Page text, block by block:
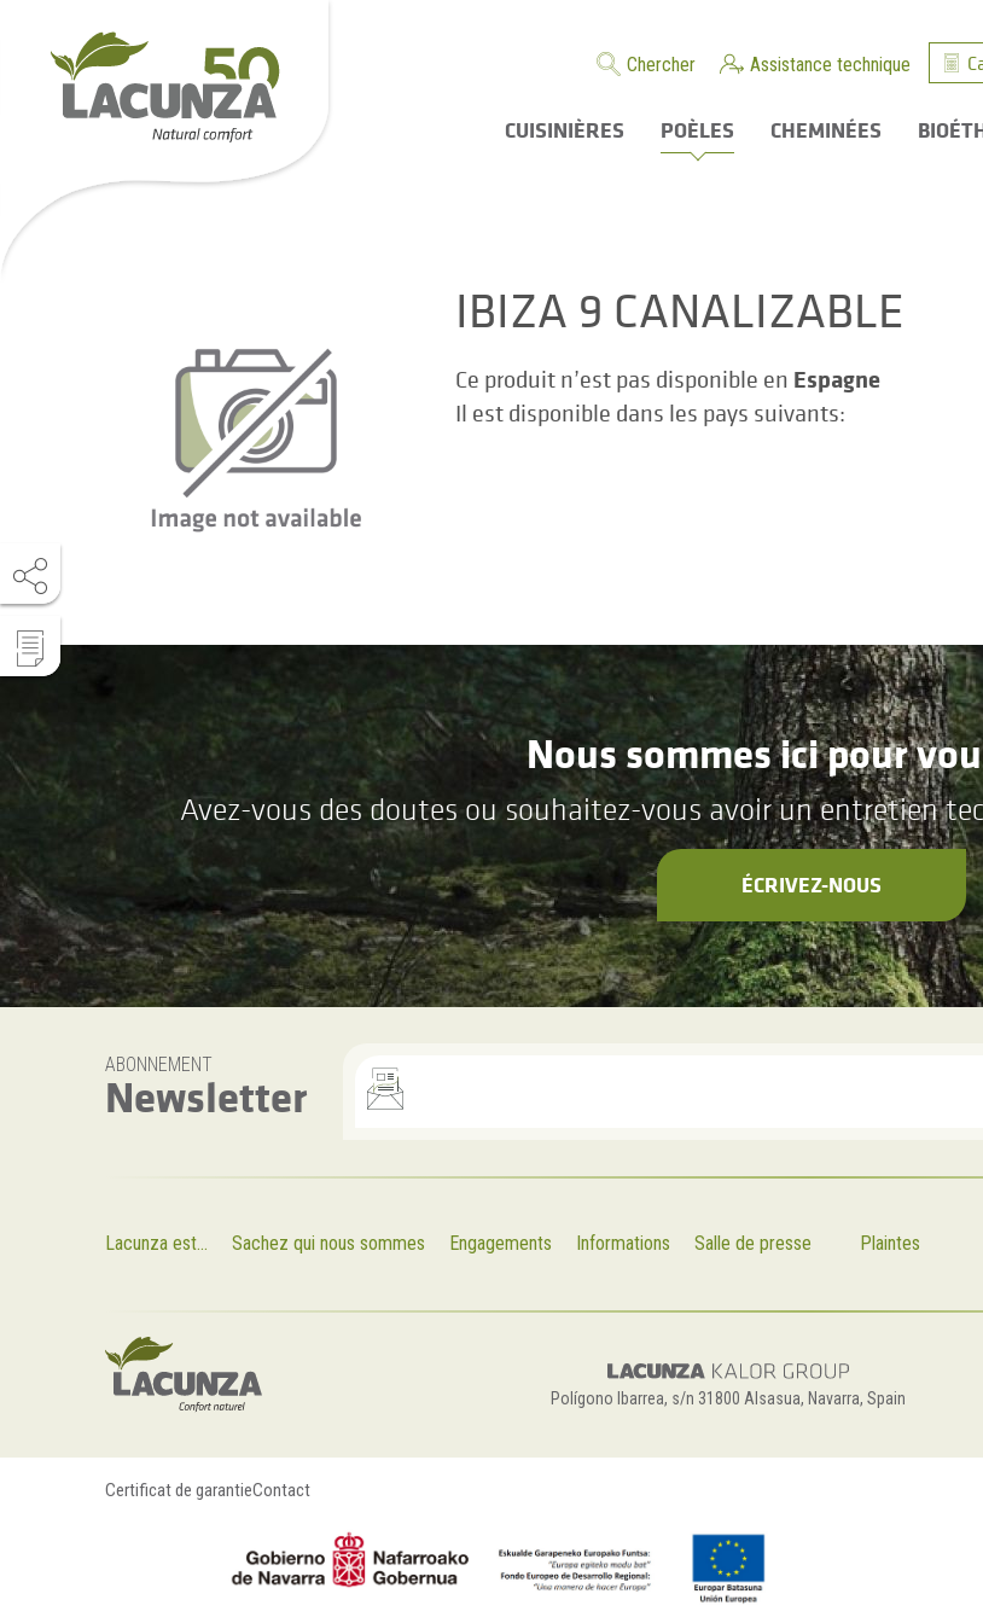
Chercher Assistance technique
CUISINIÈRES POÈLES CHEMINÉES
IBIZA 9 CANALIZABLE
Ce produit n’est pas disponible en Espagne
Il est disponible dans les pays suivants:
Nous sommes ici pour
Avez-vous des doutes ou souhaitez-vous avoir un entretien
ÉCRIVEZ-NOUS
ABONNEMENT
Newsletter
Lacunza est... Sachez qui nous sommes Engagements Informations Salle de presse Plaintes
Polígono Ibarrea, s/n 31800 Alsasua, Navarra, Spain
Certificat de garantieContact